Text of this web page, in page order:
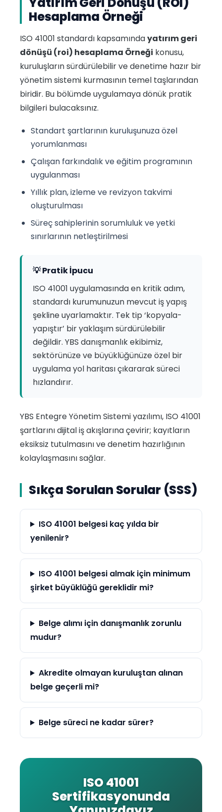
Hesaplama Örneği
ISO 41001 standardı kapsamındayatırım geri
dönüşü (roi) hesaplama Örneği konusu,
kuruluşların sürdürülebilir ve denetime hazır bir
yönetim sistemi kurmasının temel taşlarından
biridir. Bu bölümde uygulamaya dönük pratik
bilgileri bulacaksınız.
Standart şartlarının kuruluşunuza özel
yorumlanması
Çalışan farkındalık ve eğitim programının
uygulanması
Yıllık plan, izleme ve revizyon takvimi
oluşturulması
Süreç sahiplerinin sorumluluk ve yetki
sınırlarının netleştirilmesi
💡 Pratik İpucu
ISO 41001 uygulamasında en kritik adım,
standardı kurumunuzun mevcut iş yapış
şekline uyarlamaktır. Tek tip ‘kopyala-
yapıştır’ bir yaklaşım sürdürülebilir
değildir. YBS danışmanlık ekibimiz,
sektörünüze ve büyüklüğünüze özel bir
uygulama yol haritası çıkararak süreci
hızlandırır.
YBS Entegre Yönetim Sistemi yazılımı, ISO 41001
şartlarını dijital iş akışlarına çevirir; kayıtların
eksiksiz tutulmasını ve denetim hazırlığının
kolaylaşmasını sağlar.
Sıkça Sorulan Sorular (SSS)
ISO 41001 belgesi kaç yılda bir
yenilenir?
ISO 41001 belgesi almak için minimum
şirket büyüklüğü gereklidir mi?
Belge alımı için danışmanlık zorunlu
mudur?
Akredite olmayan kuruluştan alınan
belge geçerli mi?
Belge süreci ne kadar sürer?
ISO 41001
Sertifikasyonunda